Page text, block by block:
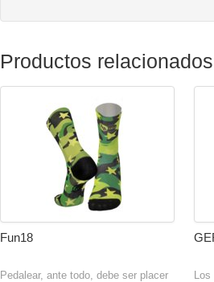
Productos relacionados
Fun18
Pedalear, ante todo, debe ser placer